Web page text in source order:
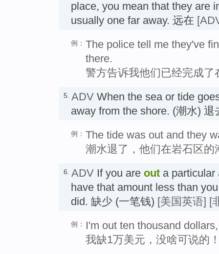
place, you mean that they are
usually one far away. 远在
例： The police tell me they've
there.
警方告诉我他们已经完成了
5. ADV When the sea or tide
away from the shore. (潮水) 退
例： The tide was out and they
潮水退了，他们在岩石区的
6. ADV If you are out a particular
have that amount less than
did. 缺少 (一笔钱) [美国英语] [
例：
I'm out ten thousand
我缺1万美元，没啥可说的